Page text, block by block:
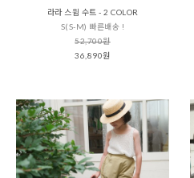
라라 스윔 수트 - 2 COLOR
S(S-M) 빠른배송 !
52,700원
36,890원